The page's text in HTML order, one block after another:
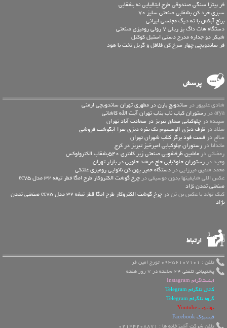
فر پیتزا سنگی صندوقی طرح ایتالیایی نه بشقابی
سبزی خرد کن بشقابی صنعتی سایز 70
برنج آبکش با ته دیگ مجلسی ایرانی
دستگاه هات داگ پز ریلی 7 رولی رومیزی صنعتی
شیکر دو جداره مدرج دستی استیل کوکتل
فر ساندویچی چهار سرخ کن فلافل و گریل تخت با هود
پرسش
شادی علیپور در ساندویچ بارن در مطهری تهران ساندویچی ارمنی
arya در
رستوران کباب ناب بناب تهران آیت الله کاشانی
سپیده در چلوکبابی سماق تبریز در سعادت آباد تهران
میلاد در ظرف دیزی آلومینیوم تک نفره دیزی سرا آبگوشت فروشی
صالح در فست فود برگر کلاب شهران تهران
ماندانا در رستوران چلوکبابی امیرخیز تبریز در کرج
رمضانی در ماشین ظرفشویی صنعتی زیر کانتری 540بشقاب الکترولوکس
وحید در رستوران چلوکبابی حاج مرشد چلویی در بازار تهران
محمد شفیق میرزایی در دستگاه خمیر پهن کن نانوایی رومیزی غلتکی
عكس اللي شايفينها بدون موسيقى در
چرخ گوشت الکتروکار طرح امگا قطر تیغه 32 مدل ec75
صنعتی تمدن نژاد
کیک تولد با عکس بن تن در
چرخ گوشت الکتروکار طرح امگا قطر تیغه 32 مدل ec75 صنعتی تمدن
نژاد
ارتباط
تلفن : 09356107101 تورج امین فر
پشتیبانی تلفنی 24 ساعته در 7 روز هفته
اینستاگرام Instagram
کانال تلگرام Telegram
گروه تلگرام Telegram
یوتیوب Youtube
فیسبوک Facebook
تلفن شرکت آشپزخانه ها : 02144208871